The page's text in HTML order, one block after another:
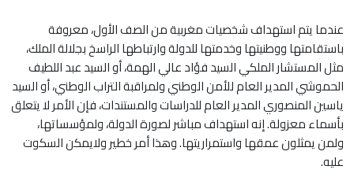
عندما يتم استهداف شخصيات مغربية من الصف الأول، معروفة
باستقامتها ووطنيتها وخدمتها للدولة وارتباطها الراسخ بجلالة ‏الملك،
مثل المستشار الملكي السيد فؤاد عالي الهمة، أو السيد عبد اللطيف
الحموشي المدير العام للأمن الوطني ولمراقبة التراب ‏الوطني، أو السيد
ياسين المنصوري المدير العام للدراسات والمستندات، فإن الأمر لا يتعلق
بأسماء معزولة. إنه استهداف مباشر ‏لصورة الدولة، ولمؤسساتها،
ولمن يمثلون عمقها واستمراريتها. وهذا أمر خطير ولايمكن السكوت
عليه.‏